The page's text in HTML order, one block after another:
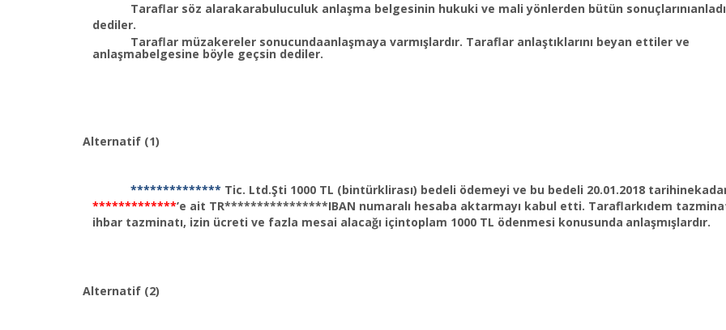
Taraflar söz alarakarabuluculuk anlaşma belgesinin hukuki ve mali yönlerden bütün
dediler.
Taraflar müzakereler sonucundaanlaşmaya varmışlardır. Taraflar anlaştıklarını beyan ettiler ve
anlaşmabelgesine böyle geçsin dediler.
Alternatif (1)
************** Tic. Ltd.Şti 1000 TL (bintürklirası) bedeli ödemeyi ve bu bedeli 20.01.2018
*************’e ait TR****************IBAN numaralı hesaba aktarmayı kabul etti. Taraflarkıdem
ihbar tazminatı, izin ücreti ve fazla mesai alacağı içintoplam 1000 TL ödenmesi konusunda anlaşmışlardır.
Alternatif (2)